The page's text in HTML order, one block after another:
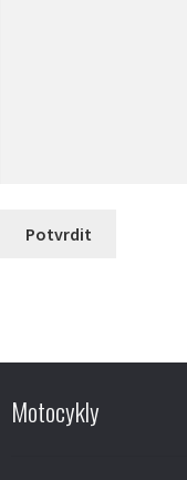
Potvrdit
Motocykly